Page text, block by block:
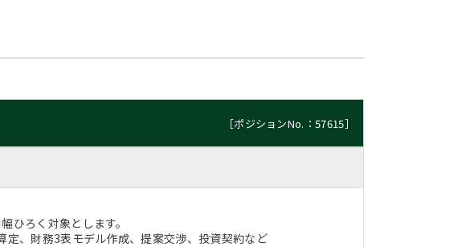
［ポジションNo.：57615］
ひろく対象とします。
定、財務3表モデル作成、提案交渉、投資契約など